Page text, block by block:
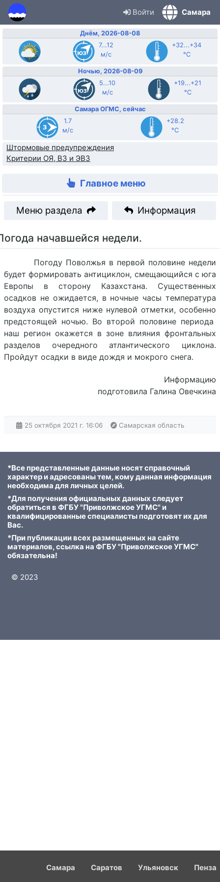
Войти Самара
Днём, 2026-08-08
7...12
м/с
+32...+34
°C
Ночью, 2026-08-09
5...10
м/с
+19...+21
°C
Самара ОГМС, сейчас
1.7
м/с
+28.2
°C
Штормовые предупреждения
Критерии ОЯ, ВЗ и ЭВЗ
Главное меню
Меню раздела Информация
начавшейся недели.
Погоду Поволжья в первой половине недели
будет формировать антициклон, смещающийся с юга
Европы в сторону Казахстана. Существенных
осадков не ожидается, в ночные часы температура
воздуха опустится ниже нулевой отметки, особенно
предстоящей ночью. Во второй половине периода
наш регион окажется в зоне влияния фронтальных
разделов очередного атлантического циклона.
Пройдут осадки в виде дождя и мокрого снега.
Информацию
подготовила Галина Овечкина
25 октября 2021 г. 16:06 Самарская область
*Все представленные данные носят справочный
характер и адресованы тем, кому данная информация
необходима для личных целей.
*Для получения официальных данных следует
обратиться в ФГБУ "Приволжское УГМС" и
квалифицированные специалисты подготовят их для
Вас.
*При публикации всех размещенных на сайте
материалов, ссылка на ФГБУ "Приволжское УГМС"
обязательна!
© 2023
Самара Саратов Ульяновск Пенза